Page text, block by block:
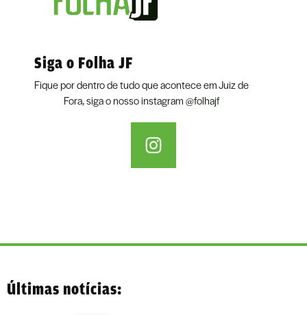
Siga o Folha JF
Fique por dentro de tudo que acontece em Juiz de
Fora, siga o nosso instagram@folhajf
Últimas notícias: